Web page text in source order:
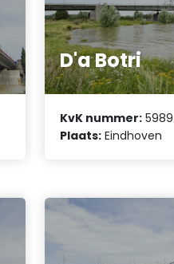
D'a Botri
KvK nummer:
Plaats: Eindhoven